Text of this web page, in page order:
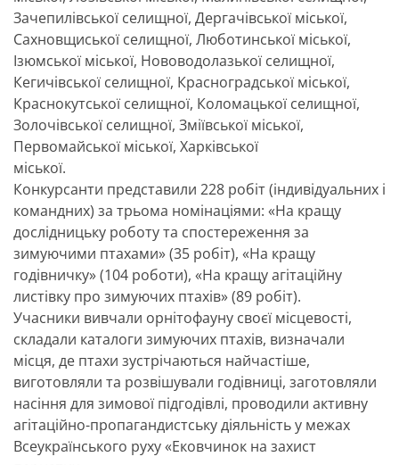
Зачепилівської селищної, Дергачівської міської,
Сахновщиської селищної, Люботинської міської,
Ізюмської міської, Нововодолазької селищної,
Кегичівської селищної, Красноградської міської,
Краснокутської селищної, Коломацької селищної,
Золочівської селищної, Зміївської міської,
Первомайської міської, Харківської
міської.
Конкурсанти представили 228 робіт (індивідуальних і
командних) за трьома номінаціями: «На кращу
дослідницьку роботу та спостереження за
зимуючими птахами» (35 робіт), «На кращу
годівничку» (104 роботи), «На кращу агітаційну
листівку про зимуючих птахів» (89 робіт).
Учасники вивчали орнітофауну своєї місцевості,
складали каталоги зимуючих птахів, визначали
місця, де птахи зустрічаються найчастіше,
виготовляли та розвішували годівниці, заготовляли
насіння для зимової підгодівлі, проводили активну
агітаційно-пропагандистську діяльність у межах
Всеукраїнського руху «Ековчинок на захист